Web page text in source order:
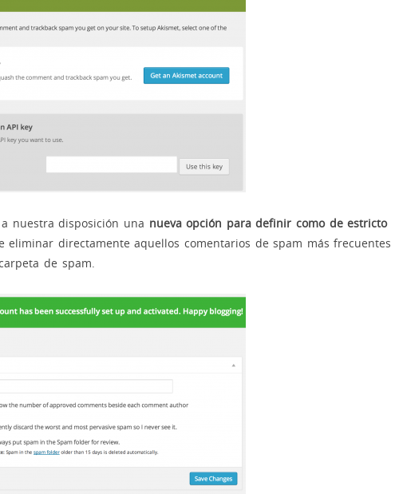
nuestra disposición una nueva opción para definir como de estricto
eliminar directamente aquellos comentarios de spam más frecuentes
de spam.